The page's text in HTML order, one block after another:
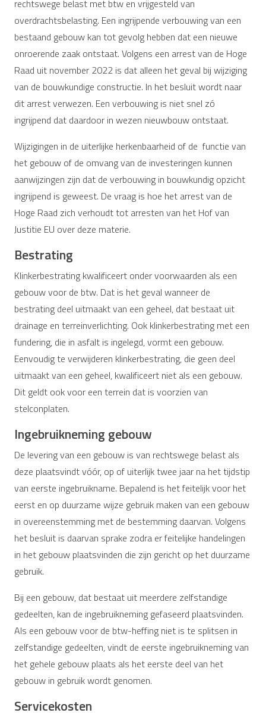
rechtswege belast met btw en vrijgesteld van
overdrachtsbelasting. Een ingrijpende verbouwing van een
bestaand gebouw kan tot gevolg hebben dat een nieuwe
onroerende zaak ontstaat. Volgens een arrest van de Hoge
Raad uit november 2022 is dat alleen het geval bij wijziging
van de bouwkundige constructie. In het besluit wordt naar
dit arrest verwezen. Een verbouwing is niet snel zó
ingrijpend dat daardoor in wezen nieuwbouw ontstaat.
Wijzigingen in de uiterlijke herkenbaarheid of de functie van
het gebouw of de omvang van de investeringen kunnen
aanwijzingen zijn dat de verbouwing in bouwkundig opzicht
ingrijpend is geweest. De vraag is hoe het arrest van de
Hoge Raad zich verhoudt tot arresten van het Hof van
Justitie EU over deze materie.
Bestrating
Klinkerbestrating kwalificeert onder voorwaarden als een
gebouw voor de btw. Dat is het geval wanneer de
bestrating deel uitmaakt van een geheel, dat bestaat uit
drainage en terreinverlichting. Ook klinkerbestrating met een
fundering, die in asfalt is ingelegd, vormt een gebouw.
Eenvoudig te verwijderen klinkerbestrating, die geen deel
uitmaakt van een geheel, kwalificeert niet als een gebouw.
Dit geldt ook voor een terrein dat is voorzien van
stelconplaten.
Ingebruikneming gebouw
De levering van een gebouw is van rechtswege belast als
deze plaatsvindt vóór, op of uiterlijk twee jaar na het tijdstip
van eerste ingebruikname. Bepalend is het feitelijk voor het
eerst en op duurzame wijze gebruik maken van een gebouw
in overeenstemming met de bestemming daarvan. Volgens
het besluit is daarvan sprake zodra er feitelijke handelingen
in het gebouw plaatsvinden die zijn gericht op het duurzame
gebruik.
Bij een gebouw, dat bestaat uit meerdere zelfstandige
gedeelten, kan de ingebruikneming gefaseerd plaatsvinden.
Als een gebouw voor de btw-heffing niet is te splitsen in
zelfstandige gedeelten, vindt de eerste ingebruikneming van
het gehele gebouw plaats als het eerste deel van het
gebouw in gebruik wordt genomen.
Servicekosten